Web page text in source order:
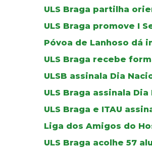
ULS Braga partilha
ULS Braga promove I
Póvoa de Lanhoso dá
ULS Braga recebe
ULSB assinala Dia
ULS Braga assinala
ULS Braga e ITAU
Liga dos Amigos do
ULS Braga acolhe 57